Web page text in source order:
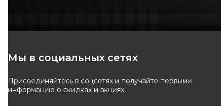
Мы в социальных сетях
Присоединяйтесь в соцсетях и получайте первыми
информацию о скидках и акциях